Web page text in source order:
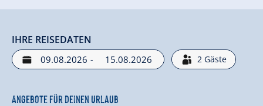
IHRE REISEDATEN
- 2 Gäste
Angebote für deinen Urlaub